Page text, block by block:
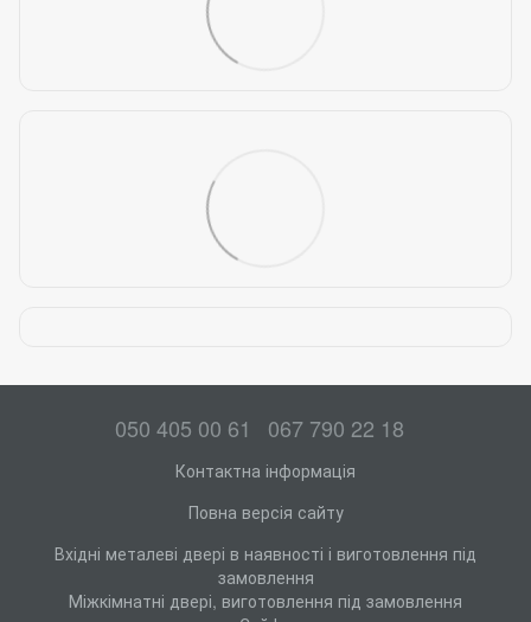
050 405 00 61 067 790 22 18
Контактна інформація
Повна версія сайту
Вхідні металеві двері в наявності і виготовлення під
замовлення
Міжкімнатні двері, виготовлення під замовлення